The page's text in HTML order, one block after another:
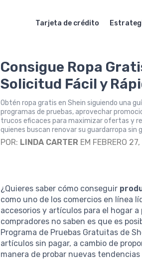
Tarjeta de crédito
Consigue Ropa
Solicitud Fácil y
Obtén ropa gratis en Shein siguiendo una
programas de pruebas, aprovechar
trucos eficaces para maximizar ofertas y
quienes buscan renovar su guardarropa sin
POR: LINDA CARTER EM FEBRERO
¿Quieres saber cómo conseguir
como uno de los comercios en línea
accesorios y artículos para el hogar
compradores no saben es que es
Programa de Pruebas Gratuitas de
artículos sin pagar, a cambio de
manera de probar nuevas